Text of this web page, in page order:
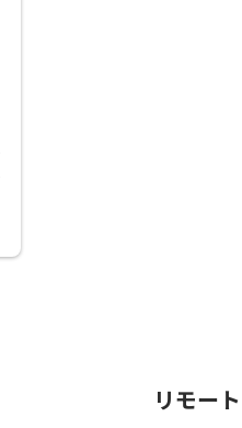
リモー